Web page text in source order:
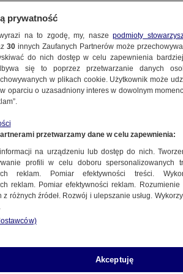
Grzybowska
prywatność
na to zgodę, my, naszepodmioty
30 innych Zaufanych Partnerów może
do nich dostęp w celu zapewnienia
się to poprzez przetwarzanie danych
w plikach cookie. Użytkownik może
oparciu o uzasadniony interes w dowolnym
przetwarzamy dane w celu zapewnienia:
na urządzeniu lub dostęp do nich.
profili w celu doboru spersonalizowanych
reklam. Pomiar efektywności treści.
reklam. Pomiar efektywności reklam.
z różnych źródeł. Rozwój i ulepszanie usług.
Akceptuję